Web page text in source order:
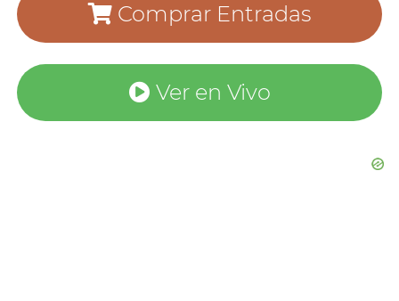
Comprar Entradas
Ver en Vivo